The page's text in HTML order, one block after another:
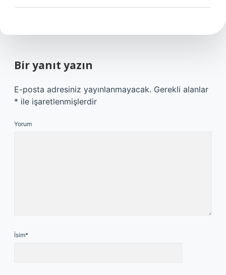
Bir yanıt yazın
E-posta adresiniz yayınlanmayacak. Gerekli alanlar
* ile işaretlenmişlerdir
Yorum
İsim*